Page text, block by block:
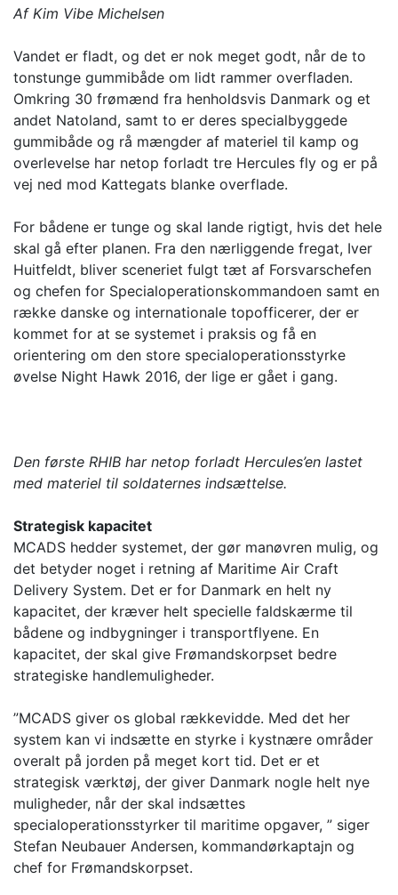
Af Kim Vibe Michelsen
Vandet er fladt, og det er nok meget godt, når de to
tonstunge gummibåde om lidt rammer overfladen.
Omkring 30 frømænd fra henholdsvis Danmark og et
andet Natoland, samt to er deres specialbyggede
gummibåde og rå mængder af materiel til kamp og
overlevelse har netop forladt tre Hercules fly og er på
vej ned mod Kattegats blanke overflade.
For bådene er tunge og skal lande rigtigt, hvis det hele
skal gå efter planen. Fra den nærliggende fregat, Iver
Huitfeldt, bliver sceneriet fulgt tæt af Forsvarschefen
og chefen for Specialoperationskommandoen samt en
række danske og internationale topofficerer, der er
kommet for at se systemet i praksis og få en
orientering om den store specialoperationsstyrke
øvelse Night Hawk 2016, der lige er gået i gang.
Den første RHIB har netop forladt Hercules’en lastet
med materiel til soldaternes indsættelse.
Strategisk kapacitet
MCADS hedder systemet, der gør manøvren mulig, og
det betyder noget i retning af Maritime Air Craft
Delivery System. Det er for Danmark en helt ny
kapacitet, der kræver helt specielle faldskærme til
bådene og indbygninger i transportflyene. En
kapacitet, der skal give Frømandskorpset bedre
strategiske handlemuligheder.
”MCADS giver os global rækkevidde. Med det her
system kan vi indsætte en styrke i kystnære områder
overalt på jorden på meget kort tid. Det er et
strategisk værktøj, der giver Danmark nogle helt nye
muligheder, når der skal indsættes
specialoperationsstyrker til maritime opgaver, ” siger
Stefan Neubauer Andersen, kommandørkaptajn og
chef for Frømandskorpset.